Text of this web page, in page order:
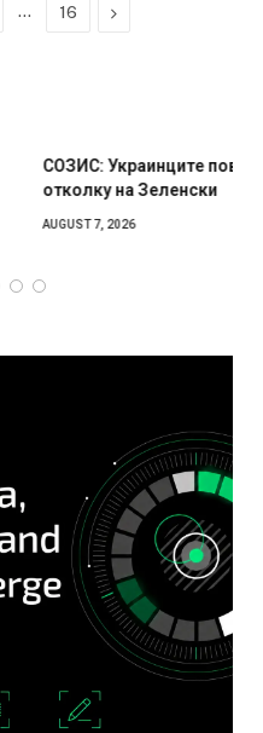
… 16 Next
на генералите